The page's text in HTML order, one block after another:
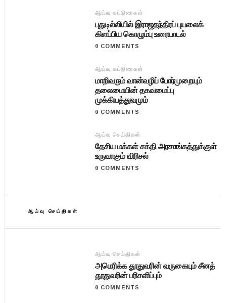
ஆய்வு கட்டுரைகள்
புதுடில்லியில் இராஜதந்திரப் புயலைக்
கிளப்பிய கொழும்பு உரையாடல்
0 COMMENTS
ஆய்வு கட்டுரைகள்
மாறிவரும் வான்வழிப் போர்முறையும்
தலைமையின் தகவமைப்பு
முக்கியத்துவமும்
0 COMMENTS
ஆய்வு செய்திகள்
தேசிய மக்கள் சக்தி அரசாங்கத்துக்குள்
உருவாகும் விரிசல்
0 COMMENTS
ஆய்வு செய்திகள்
ஆய்வு செய்திகள்
அமெரிக்க தூதுவரின் வருகையும் சீனத்
தூதுவரின் பரிசளிப்பும்
0 COMMENTS